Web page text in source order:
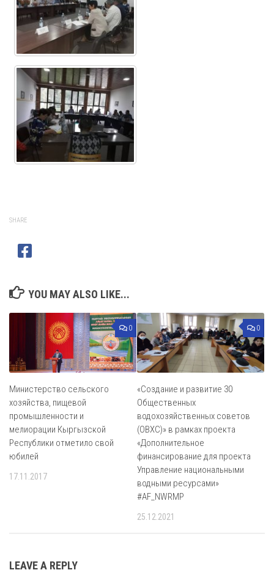
SHARE
YOU MAY ALSO LIKE...
0
Министерство сельского
хозяйства, пищевой
промышленности и
мелиорации Кыргызской
Республики отметило свой
юбилей
17.11.2017
0
«Создание и развитие 30
Общественных
водохозяйственных советов
(ОВХС)» в рамках проекта
«Дополнительное
финансирование для проекта
Управление национальными
водными ресурсами»
#AF_NWRMP
25.12.2021
LEAVE A REPLY